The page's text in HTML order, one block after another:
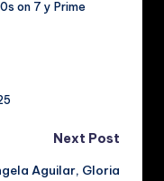
on 7 y Prime
Next Post
Aguilar, Gloria